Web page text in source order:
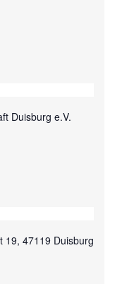
Duisburg e.V.
19, 47119 Duisburg